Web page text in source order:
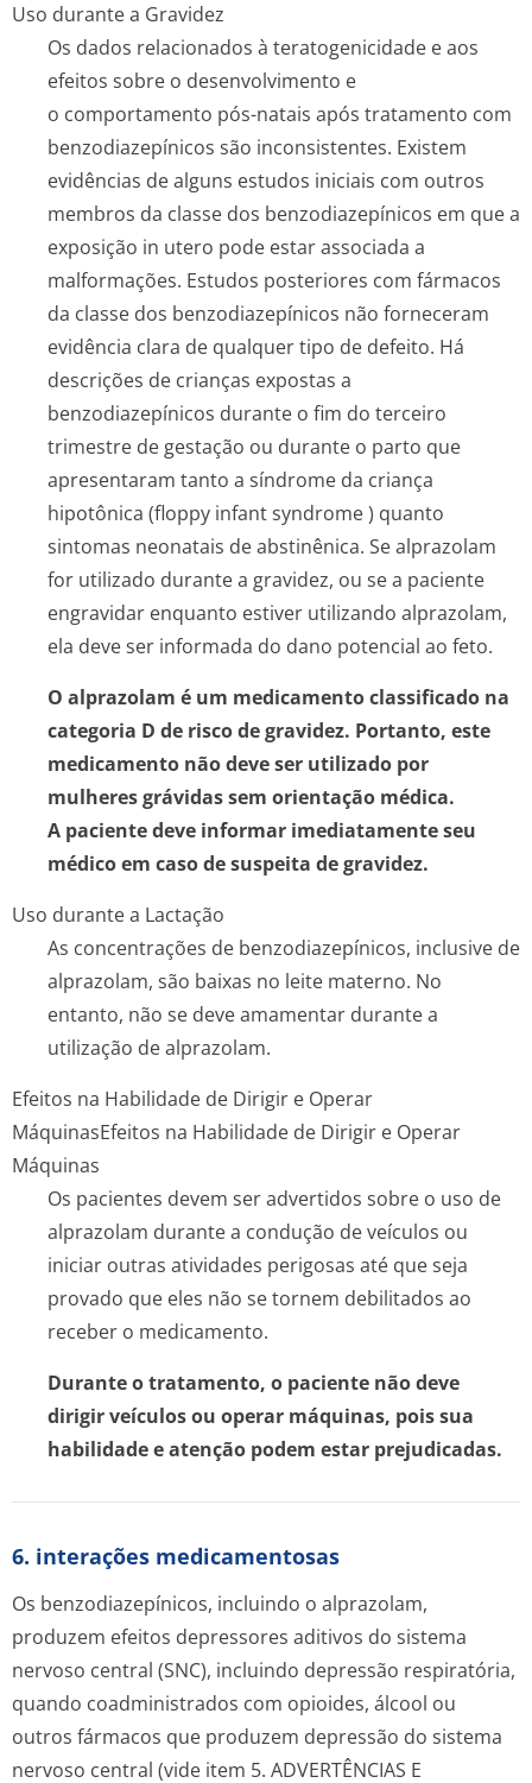
Uso durante a Gravidez
Os dados relacionados à teratogenicidade e aos
efeitos sobre o desenvolvimento e
o comportamento pós-natais após tratamento com
benzodiazepínicos são inconsistentes. Existem
evidências de alguns estudos iniciais com outros
membros da classe dos benzodiazepínicos em que a
exposição in utero pode estar associada a
malformações. Estudos posteriores com fármacos
da classe dos benzodiazepínicos não forneceram
evidência clara de qualquer tipo de defeito. Há
descrições de crianças expostas a
benzodiazepínicos durante o fim do terceiro
trimestre de gestação ou durante o parto que
apresentaram tanto a síndrome da criança
hipotônica (floppy infant syndrome) quanto
sintomas neonatais de abstinênica. Se alprazolam
for utilizado durante a gravidez, ou se a paciente
engravidar enquanto estiver utilizando alprazolam,
ela deve ser informada do dano potencial ao feto.
O alprazolam é um medicamento classificado na
categoria D de risco de gravidez. Portanto, este
medicamento não deve ser utilizado por
mulheres grávidas sem orientação médica.
A paciente deve informar imediatamente seu
médico em caso de suspeita de gravidez.
Uso durante a Lactação
As concentrações de benzodiazepínicos, inclusive de
alprazolam, são baixas no leite materno. No
entanto, não se deve amamentar durante a
utilização de alprazolam.
Efeitos na Habilidade de Dirigir e Operar
MáquinasEfeitos na Habilidade de Dirigir e Operar
Máquinas
Os pacientes devem ser advertidos sobre o uso de
alprazolam durante a condução de veículos ou
iniciar outras atividades perigosas até que seja
provado que eles não se tornem debilitados ao
receber o medicamento.
Durante o tratamento, o paciente não deve
dirigir veículos ou operar máquinas, pois sua
habilidade e atenção podem estar prejudicadas.
6. interações medicamentosas
Os benzodiazepínicos, incluindo o alprazolam,
produzem efeitos depressores aditivos do sistema
nervoso central (SNC), incluindo depressão respiratória,
quando coadministrados com opioides, álcool ou
outros fármacos que produzem depressão do sistema
nervoso central (vide item 5. ADVERTÊNCIAS E